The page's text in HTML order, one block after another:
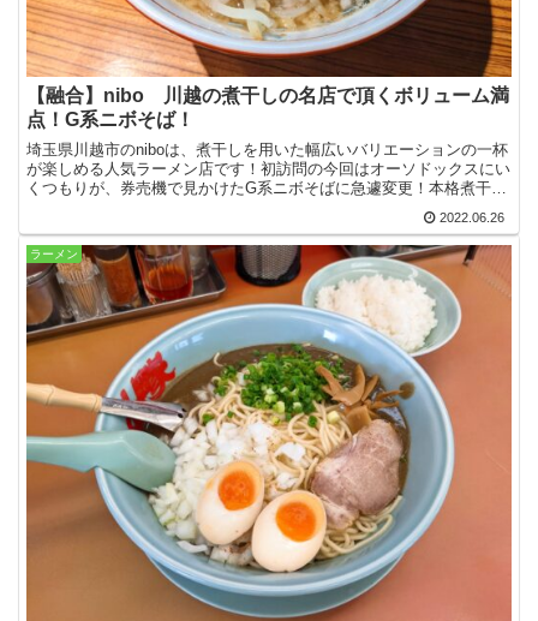
【融合】nibo 川越の煮干しの名店で頂くボリューム満
点！G系ニボそば！
埼玉県川越市のniboは、煮干しを用いた幅広いバリエーションの一杯
が楽しめる人気ラーメン店です！初訪問の今回はオーソドックスにい
くつもりが、券売機で見かけたG系ニボそばに急遽変更！本格煮干し
2022.06.26
ラーメン